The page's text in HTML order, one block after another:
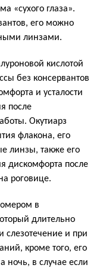
«сухого глаза».
его можно
линзами.
кислотой
без консервантов
и усталости
после
Окутиарз
флакона, его
линзы, также его
дискомфорта после
роговице.
в
длительно
слезотечение и при
кроме того, его
ночь, в случае если